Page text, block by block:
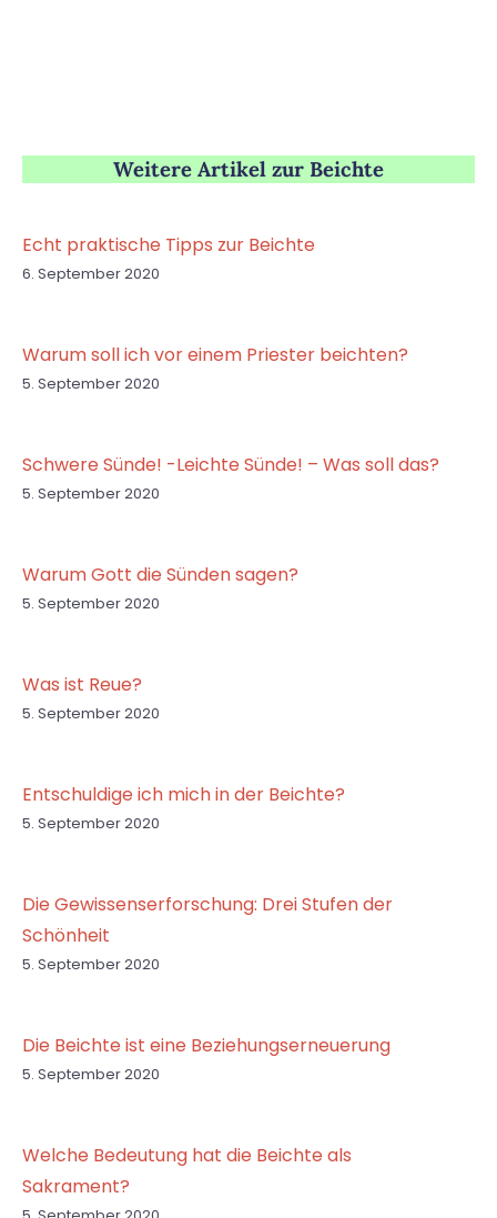
Weitere Artikel zur Beichte
Echt praktische Tipps zur Beichte
6. September 2020
Warum soll ich vor einem Priester beichten?
5. September 2020
Schwere Sünde! -Leichte Sünde! – Was soll das?
5. September 2020
Warum Gott die Sünden sagen?
5. September 2020
Was ist Reue?
5. September 2020
Entschuldige ich mich in der Beichte?
5. September 2020
Die Gewissenserforschung: Drei Stufen der
Schönheit
5. September 2020
Die Beichte ist eine Beziehungserneuerung
5. September 2020
Welche Bedeutung hat die Beichte als
Sakrament?